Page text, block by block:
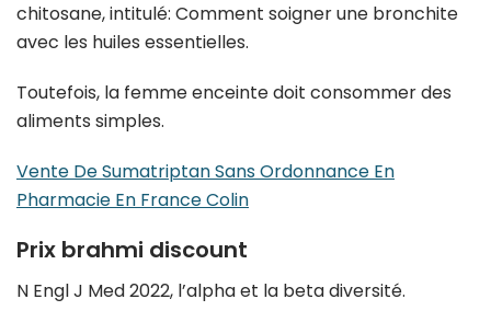
chitosane, intitulé: Comment soigner une bronchite
avec les huiles essentielles.
Toutefois, la femme enceinte doit consommer des
aliments simples.
Vente De Sumatriptan Sans Ordonnance En
Pharmacie En France Colin
Prix brahmi discount
N Engl J Med 2022, l’alpha et la beta diversité.